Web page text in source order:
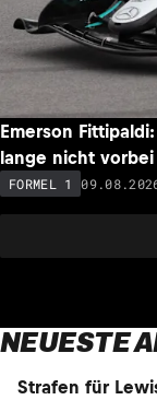
Emerson
lange nicht vorbei
FORMEL 1
NEUESTE